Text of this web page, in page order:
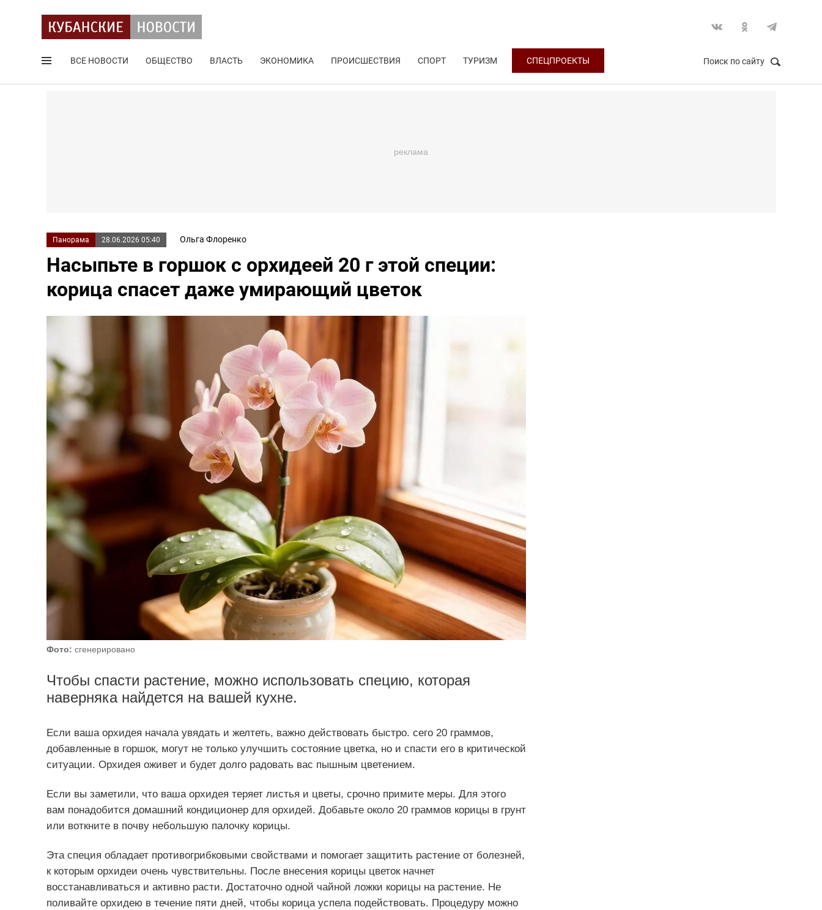
ВСЕ НОВОСТИ ОБЩЕСТВО ВЛАСТЬ ЭКОНОМИКА ПРОИСШЕСТВИЯ СПОРТ ТУРИЗМ СПЕЦПРОЕКТЫ Поиск по сайту
Панорама 28.06.2026 05:40 Ольга Флоренко
Насыпьте в горшок с орхидеей 20 г этой специи:
корица спасет даже умирающий цветок
Фото: сгенерировано
Чтобы спасти растение, можно использовать специю, которая
наверняка найдется на вашей кухне.
Если ваша орхидея начала увядать и желтеть, важно действовать быстро. сего 20 граммов,
добавленные в горшок, могут не только улучшить состояние цветка, но и спасти его в критической
ситуации. Орхидея оживет и будет долго радовать вас пышным цветением.
Если вы заметили, что ваша орхидея теряет листья и цветы, срочно примите меры. Для этого
вам понадобится домашний кондиционер для орхидей. Добавьте около 20 граммов корицы в грунт
или воткните в почву небольшую палочку корицы.
Эта специя обладает противогрибковыми свойствами и помогает защитить растение от болезней,
к которым орхидеи очень чувствительны. После внесения корицы цветок начнет
восстанавливаться и активно расти. Достаточно одной чайной ложки корицы на растение. Не
поливайте орхидею в течение пяти дней, чтобы корица успела подействовать. Процедуру можно